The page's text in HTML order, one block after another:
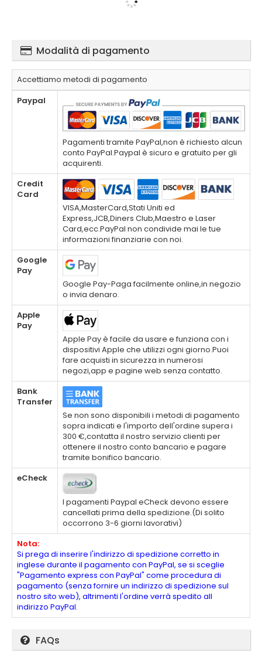
Modalità di pagamento
Accettiamo metodi di pagamento
Paypal
Pagamenti tramite PayPal,non è richiesto alcun
conto PayPal.Paypal è sicuro e gratuito per gli
acquirenti.
Credit
Card
VISA,MasterCard,Stati Uniti ed
Express,JCB,Diners Club,Maestro e Laser
Card,ecc.PayPal non condivide mai le tue
informazioni finanziarie con noi.
Google
Pay
Google Pay-Paga facilmente online,in negozio
o invia denaro.
Apple
Pay
Apple Pay è facile da usare e funziona con i
dispositivi Apple che utilizzi ogni giorno.Puoi
fare acquisti in sicurezza in numerosi
negozi,app e pagine web senza contatto.
Bank
Transfer
Se non sono disponibili i metodi di pagamento
sopra indicati e l'importo dell'ordine supera i
300 €,contatta il nostro servizio clienti per
ottenere il nostro conto bancario e pagare
tramite bonifico bancario.
eCheck
I pagamenti Paypal eCheck devono essere
cancellati prima della spedizione.(Di solito
occorrono 3-6 giorni lavorativi)
Nota:
Si prega di inserire l'indirizzo di spedizione corretto in
inglese durante il pagamento con PayPal, se si sceglie
"Pagamento express con PayPal" come procedura di
pagamento (senza fornire un indirizzo di spedizione sul
nostro sito web), altrimenti l'ordine verrà spedito all
indirizzo PayPal.
FAQs